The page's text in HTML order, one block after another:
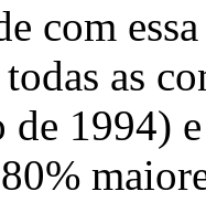
com
as
1994)